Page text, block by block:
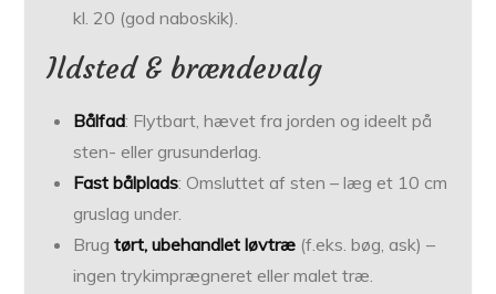
kl. 20 (god naboskik).
Ildsted & brændevalg
Bålfad: Flytbart, hævet fra jorden og ideelt på
sten- eller grusunderlag.
Fast bålplads: Omsluttet af sten – læg et 10 cm
gruslag under.
Brugtørt, ubehandlet løvtræ (f.eks. bøg, ask) –
ingen trykimprægneret eller malet træ.